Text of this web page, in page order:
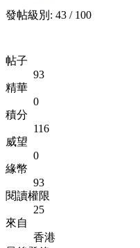
發帖級別: 43 / 100
帖子
93
精華
0
積分
116
威望
0
緣幣
93
閱讀權限
25
來自
香港